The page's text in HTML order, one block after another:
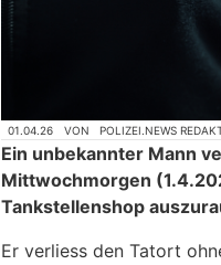
01.04.26 VON POLIZEI.NEWS
Ein unbekannter Mann
Mittwochmorgen
Tankstellenshop
Er verliess den Tatort